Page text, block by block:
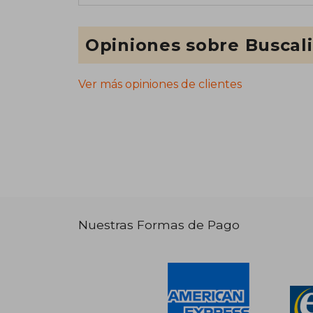
Opiniones sobre
Ver más opiniones de clientes
Nuestras Formas de Pago